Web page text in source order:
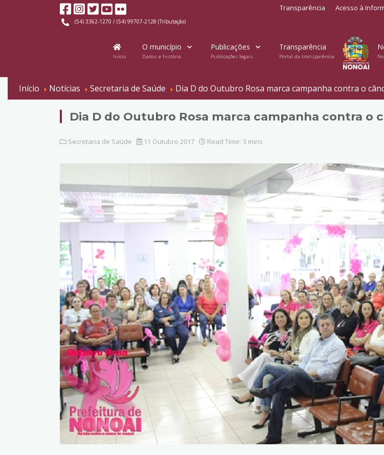
(54) 3362-1270 / (54) 99707-2128 (Tributação)
Transparência Acesso à
Início
O município
Dados e história
Publicações
Publicações legais
Transparência
Portal da transparência
Início Notícias Secretaria de Saúde Dia D do Outubro Rosa marca campanha contra o
Dia D do Outubro Rosa marca campanha contra o
Secretaria de Saúde 11 Outubro 2017 Read Time: 3 mins